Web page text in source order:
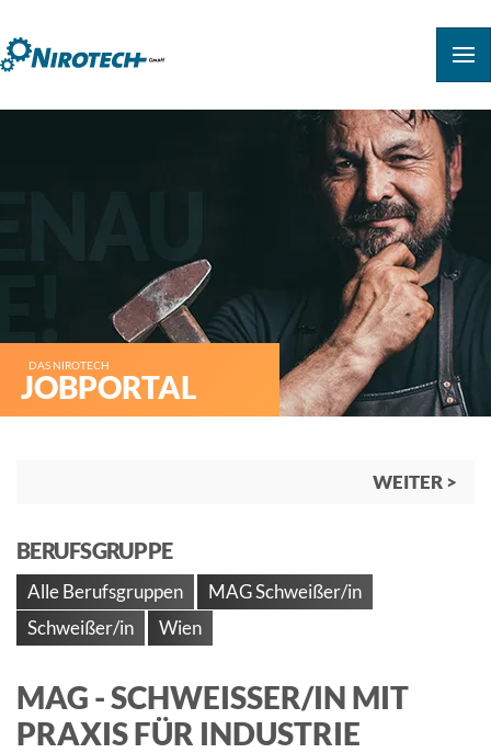
DAS NIROTECH
JOBPORTAL
WEITER >
BERUFSGRUPPE
Alle Berufsgruppen
MAG Schweißer/in
Schweißer/in
Wien
MAG - SCHWEISSER/IN MIT P
RAXIS FÜR INDUSTRIE